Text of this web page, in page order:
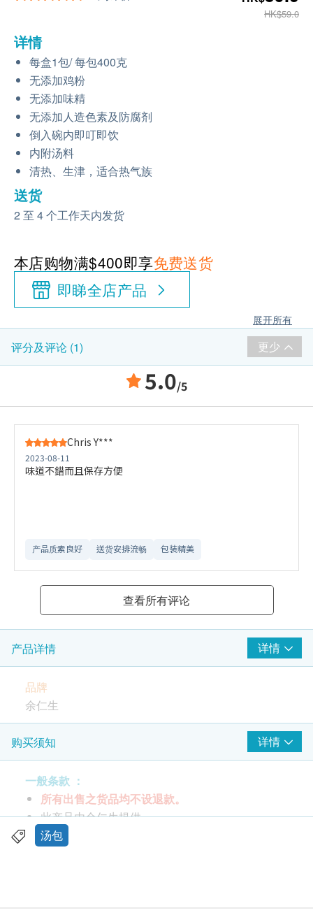
HK$59.0
详情
每盒1包/ 每包400克
无添加鸡粉
无添加味精
无添加人造色素及防腐剂
倒入碗内即叮即饮
内附汤料
清热、生津，适合热气族
送货
2 至 4 个工作天内发货
本店购物满$400即享免费送货
即睇全店产品
展开所有
评分及评论 (1) 更少
5.0/5
Chris Y***
2023-08-11
味道不錯而且保存方便
产品质素良好 送货安排流畅 包装精美
查看所有评论
产品详情 详情
品牌
余仁生
包装规格
每盒1包/ 每包400克
特性及功效
余仁生石斛花旗参猪腱汤，清热、生津，适合热气
族。真材实料，加热即饮，方便快捷。产品无添加
购买须知 详情
一般条款 ：
所有出售之货品均不设退款。
此产品由余仁生提供。
如有任何争议，余仁生及健康网购health.ESDlife
汤包